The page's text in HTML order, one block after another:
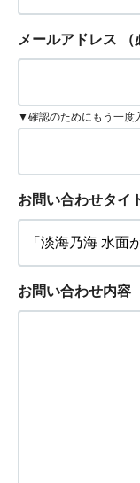
メールアドレス
▼確認のためにもう一度
お問い合わせタイ
お問い合わせ内容